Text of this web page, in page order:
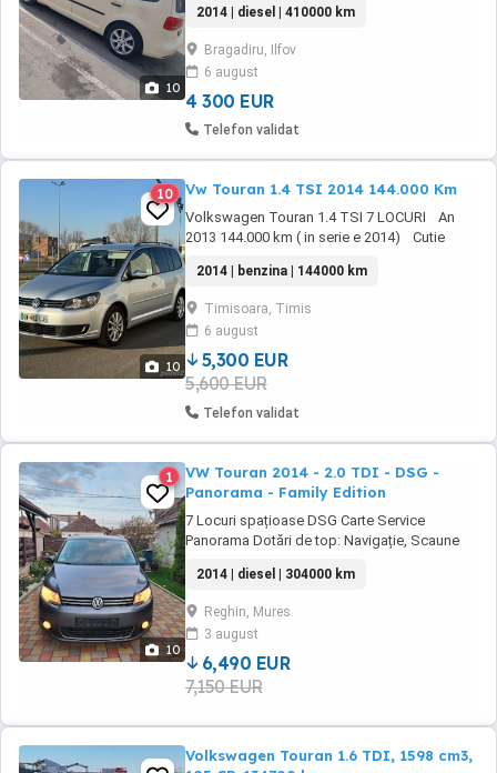
10
Galben Bej Al doilea propietar ITP valabil
pana in 2027
2014 | diesel | 410000 km
Bragadiru, Ilfov
6 august
4 300 EUR
Telefon validat
10
10 Vw Touran 1.4 TSI 2014 144.000 Km
Volkswagen Touran 1.4 TSI 7 LOCURI An
2013 144.000 km ( in serie e 2014) Cutie
Consum mediu 6.8 l 100km 5 usi Minivan cu
7 Locuri Navigatie android Camera
marsarier Climatizare automata pe doua
zone Jante aliaj 16" anvelope iarna ...
2014 | benzina | 144000 km
Timisoara, Timis
6 august
5,300 EUR
5,600 EUR
Telefon validat
10
1
VW Touran 2014 - 2.0 TDI - DSG -
Panorama - Family Edition
7 Locuri spațioase DSG Carte Service
Panorama Dotări de top: Navigație, Scaune
S, senzori de ploaie & Jante Aluminiu pachet
crom jante aliaj O mașină corectă pentru o
familie activă. t e l
2014 | diesel | 304000 km
Reghin, Mures
3 august
6,490 EUR
7,150 EUR
Volkswagen Touran 1.6 TDI, 1598 cm3,